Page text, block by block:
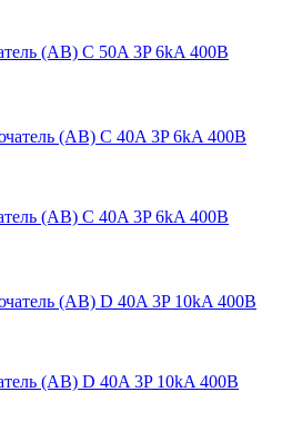
(АВ) C 50A 3P 6kA 400В
(АВ) C 40A 3P 6kA 400В
(АВ) D 40A 3P 10kA 400В